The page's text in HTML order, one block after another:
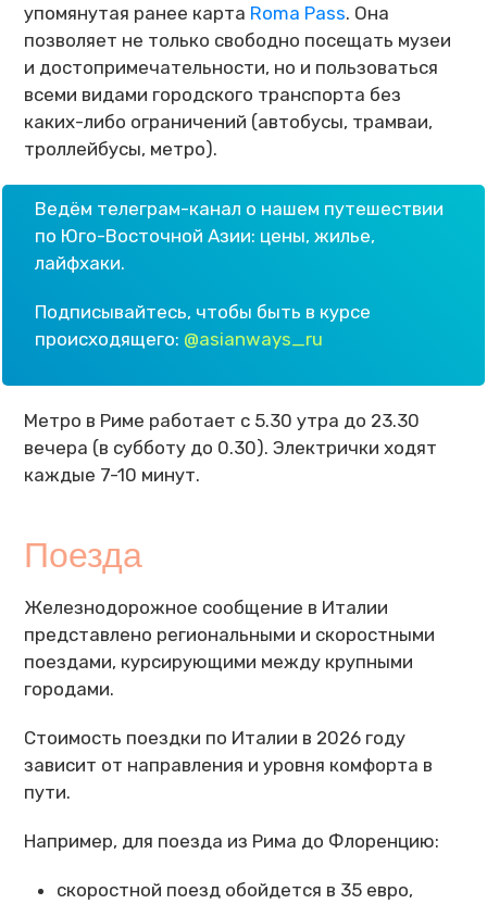
упомянутая ранее карта Roma Pass. Она
позволяет не только свободно посещать музеи
и достопримечательности, но и пользоваться
всеми видами городского транспорта без
каких-либо ограничений (автобусы, трамваи,
троллейбусы, метро).
Ведём телеграм-канал о нашем путешествии
по Юго-Восточной Азии: цены, жилье,
лайфхаки.
Подписывайтесь, чтобы быть в курсе
происходящего: @asianways_ru
Метро в Риме работает с 5.30 утра до 23.30
вечера (в субботу до 0.30). Электрички ходят
каждые 7-10 минут.
Поезда
Железнодорожное сообщение в Италии
представлено региональными и скоростными
поездами, курсирующими между крупными
городами.
Стоимость поездки по Италии в 2026 году
зависит от направления и уровня комфорта в
пути.
Например, для поезда из Рима до Флоренцию:
скоростной поезд обойдется в 35 евро,